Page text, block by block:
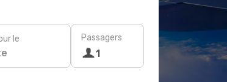
le Passagers
1